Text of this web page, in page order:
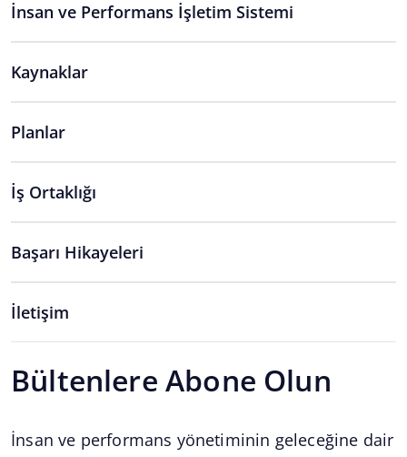
İnsan ve Performans İşletim Sistemi
Kaynaklar
Planlar
İş Ortaklığı
Başarı Hikayeleri
İletişim
Bültenlere Abone Olun
İnsan ve performans yönetiminin geleceğine dair